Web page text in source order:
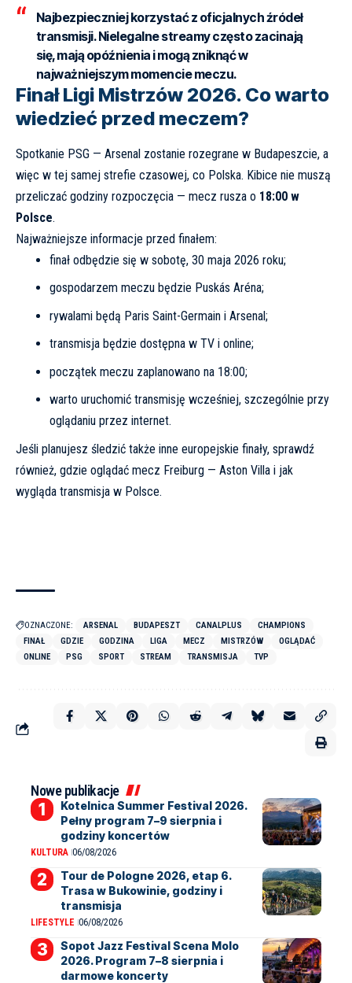
Najbezpieczniej korzystać z oficjalnych źródeł
transmisji. Nielegalne streamy często zacinają
się, mają opóźnienia i mogą zniknąć w
najważniejszym momencie meczu.
Finał Ligi Mistrzów 2026. Co warto
wiedzieć przed meczem?
Spotkanie PSG — Arsenal zostanie rozegrane w Budapeszcie, a
więc w tej samej strefie czasowej, co Polska. Kibice nie muszą
przeliczać godziny rozpoczęcia — mecz rusza o 18:00 w
Polsce.
Najważniejsze informacje przed finałem:
finał odbędzie się w sobotę, 30 maja 2026 roku;
gospodarzem meczu będzie Puskás Aréna;
rywalami będą Paris Saint-Germain i Arsenal;
transmisja będzie dostępna w TV i online;
początek meczu zaplanowano na 18:00;
warto uruchomić transmisję wcześniej, szczególnie przy
oglądaniu przez internet.
Jeśli planujesz śledzić także inne europejskie finały, sprawdź
również, gdzie oglądać mecz Freiburg — Aston Villa i jak
wygląda transmisja w Polsce.
OZNACZONE: ARSENAL BUDAPESZT CANALPLUS
CHAMPIONS
FINAŁ
GDZIE GODZINA LIGA MECZ MISTRZÓW
OGLĄDAĆ
ONLINE
PSG SPORT STREAM TRANSMISJA TVP
Nowe publikacje
Kotelnica Summer Festival 2026.
Pełny program 7–9 sierpnia i
godziny koncertów
KULTURA 06/08/2026
Tour de Pologne 2026, etap 6.
Trasa w Bukowinie, godziny i
transmisja
LIFESTYLE 06/08/2026
Sopot Jazz Festival Scena Molo
2026. Program 7–8 sierpnia i
darmowe koncerty